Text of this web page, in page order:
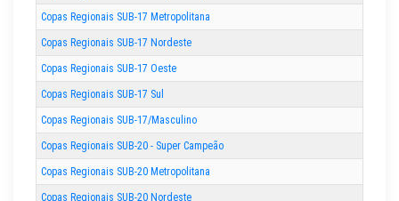
Copas Regionais SUB-17 Metropolitana
Copas Regionais SUB-17 Nordeste
Copas Regionais SUB-17 Oeste
Copas Regionais SUB-17 Sul
Copas Regionais SUB-17/Masculino
Copas Regionais SUB-20 - Super Campeão
Copas Regionais SUB-20 Metropolitana
Copas Regionais SUB-20 Nordeste